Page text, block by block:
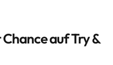
auf Try &